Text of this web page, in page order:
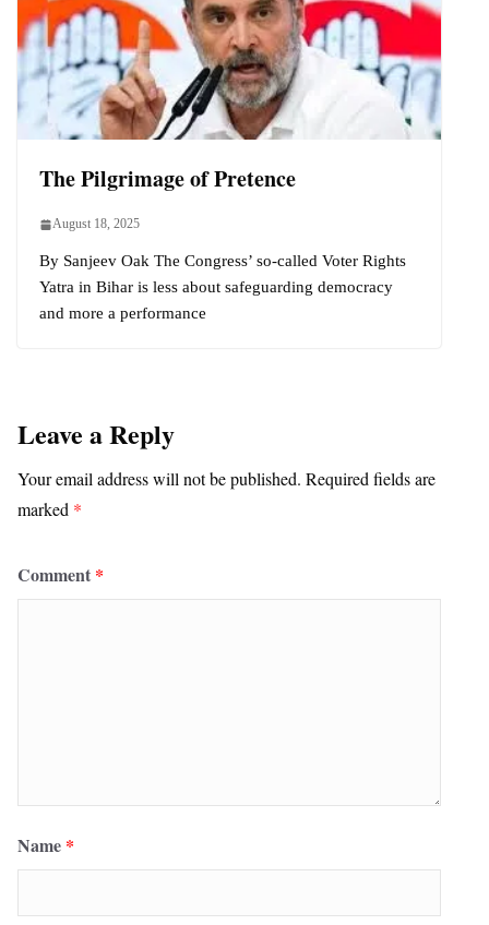
The Pilgrimage of Pretence
August 18, 2025
By Sanjeev Oak The Congress’ so-called Voter Rights
Yatra in Bihar is less about safeguarding democracy
and more a performance
Leave a Reply
Your email address will not be published. Required fields are
marked *
Comment *
Name *